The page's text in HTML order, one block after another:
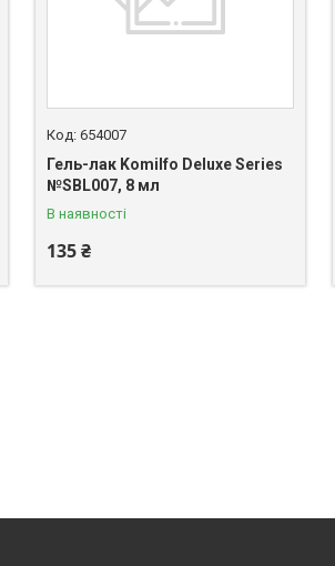
654007
Гель-лак Komilfo Deluxe Series
№SBL007, 8 мл
В наявності
135 ₴